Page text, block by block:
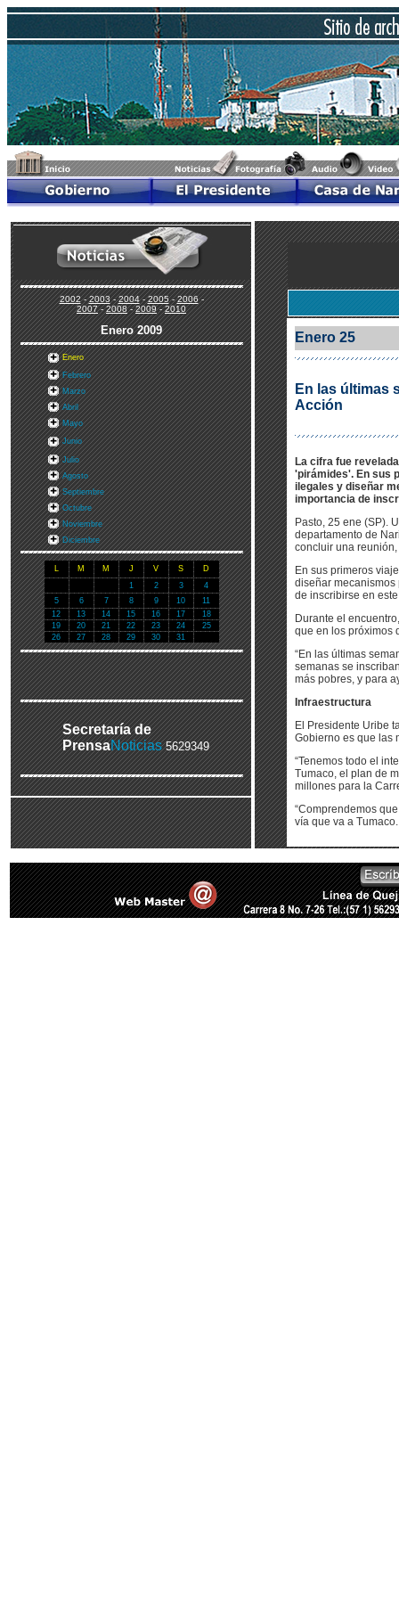
2002-2003-2004-2005-2006-
2007-2008-2009-2010
Enero2009
Enero
Febrero
Marzo
Abril
Mayo
Junio
Julio
Agosto
Septiembre
Octubre
Noviembre
Diciembre
L M M J V S
D
1
2 3
4
5
6 7 8 9 10
11
12
13 14 15 16 17
18
19
20 21 22 23 24
25
26
27 28 29 30 31
Secretaría de
PrensaNoticias 5629349
Enero 25
En las últimas
Acción
La cifra fue
'pirámides'. En sus
ilegales y diseñar
importancia de
Pasto, 25 ene (SP).
departamento de
concluir una
En sus primeros
diseñar
de inscribirse en
Durante el
que en los próximos
“En las últimas
semanas se
más pobres, y para
Infraestructura
El Presidente Uribe
Gobierno es que las
“Tenemos todo el
Tumaco, el plan de
millones para la
“Comprendemos
vía que va a